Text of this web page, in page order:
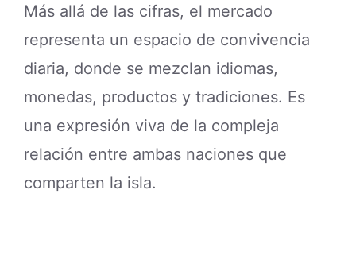
Más allá de las cifras, el mercado
representa un espacio de convivencia
diaria, donde se mezclan idiomas,
monedas, productos y tradiciones. Es
una expresión viva de la compleja
relación entre ambas naciones que
comparten la isla.